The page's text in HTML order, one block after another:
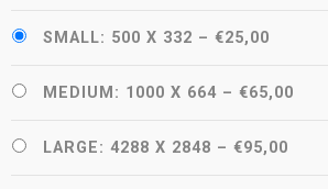
SMALL: 500 X 332 – €25,00
MEDIUM: 1000 X 664 – €65,00
LARGE: 4288 X 2848 – €95,00